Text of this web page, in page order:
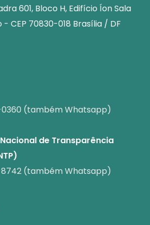
601, Bloco H, Edifício Íon Sala
CEP 70830-018 Brasília / DF
0360 (também Whatsapp)
de Transparência
8742 (também Whatsapp)